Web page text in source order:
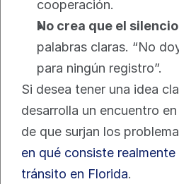
cooperación.
No crea que el
palabras claras. “No
para ningún registro”.
Si desea tener una idea
desarrolla un encuentro
en qué consiste
tránsito en Florida.